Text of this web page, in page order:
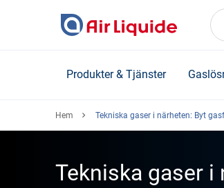
Produkter & Tjänster
Hem Tekniska gaser i närheten: Byt
Tekniska gaser i